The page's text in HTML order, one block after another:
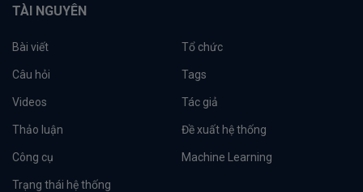
TÀI NGUYÊN
Bài viết Tổ chức
Câu hỏi Tags
Videos Tác giả
Thảo luận Đề xuất hệ thống
Công cụ Machine Learning
Trạng thái hệ thống